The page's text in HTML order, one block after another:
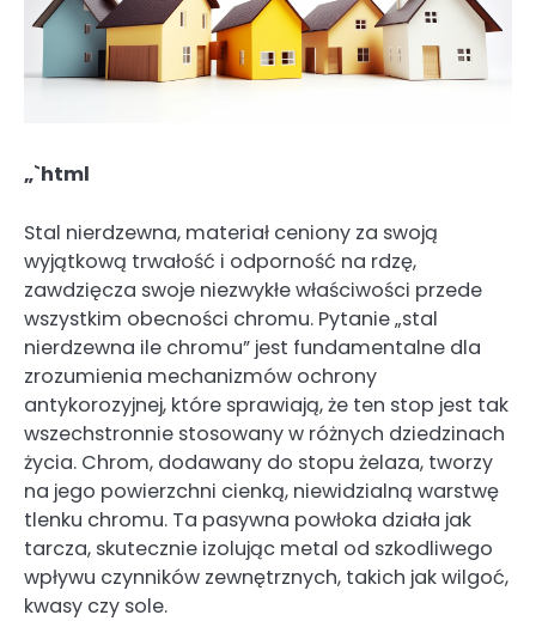
„`html
Stal nierdzewna, materiał ceniony za swoją
wyjątkową trwałość i odporność na rdzę,
zawdzięcza swoje niezwykłe właściwości przede
wszystkim obecności chromu. Pytanie „stal
nierdzewna ile chromu” jest fundamentalne dla
zrozumienia mechanizmów ochrony
antykorozyjnej, które sprawiają, że ten stop jest tak
wszechstronnie stosowany w różnych dziedzinach
życia. Chrom, dodawany do stopu żelaza, tworzy
na jego powierzchni cienką, niewidzialną warstwę
tlenku chromu. Ta pasywna powłoka działa jak
tarcza, skutecznie izolując metal od szkodliwego
wpływu czynników zewnętrznych, takich jak wilgoć,
kwasy czy sole.